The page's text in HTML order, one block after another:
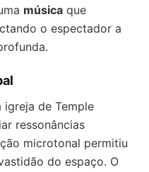
música que
o espectador a
de Temple
ressonâncias
microtonal permitiu
do espaço. O